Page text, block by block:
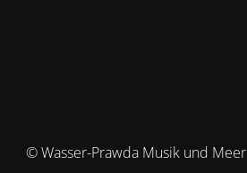
© Wasser-Prawda Musik und